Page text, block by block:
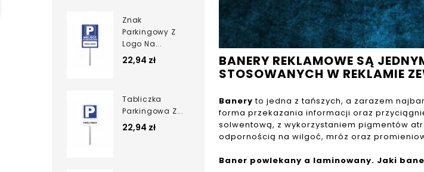
Znak
Parkingowy Z
Logo Na...
22,94 zł
Tabliczka
Parkingowa Z...
22,94 zł
BANERY REKLAMOWE SĄ
STOSOWANYCH W REKLAMIE
Banery to jedna z tańszych, a zarazem
forma przekazania informacji oraz
solwentową, z wykorzystaniem pigmentów
odpornością na wilgoć, mróz oraz
Baner powlekany a laminowany. Jaki